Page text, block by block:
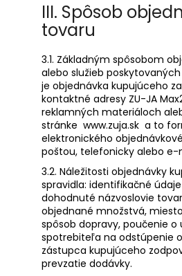
III. Spôsob
tovaru
3.1. Základným spôsobom
alebo služieb poskytovaných
je objednávka kupujúceho
kontaktné adresy ZU-JA
reklamných materiáloch
stránke www.zuja.sk a to
elektronického
poštou, telefonicky alebo e-
3.2. Náležitosti objednávky
spravidla: identifikačné
dohodnuté názvoslovie
objednané množstvá,
spôsob dopravy, poučenie
spotrebiteľa na odstúpenie
zástupca kupujúceho
prevzatie dodávky.